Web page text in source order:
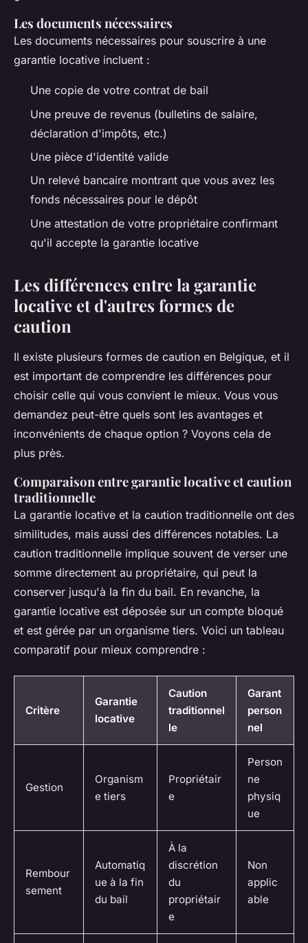
Les documents nécessaires
Les documents nécessaires pour souscrire à une
garantie locative incluent :
Une copie de votre contrat de bail
Une preuve de revenus (bulletins de salaire,
déclaration d'impôts, etc.)
Une pièce d'identité valide
Un relevé bancaire montrant que vous avez les
fonds nécessaires pour le dépôt
Une attestation de votre propriétaire confirmant
qu'il accepte la garantie locative
Les différences entre la garantie
locative et d'autres formes de
caution
Il existe plusieurs formes de caution en Belgique, et il
est important de comprendre les différences pour
choisir celle qui vous convient le mieux. Vous vous
demandez peut-être quels sont les avantages et
inconvénients de chaque option ? Voyons cela de
plus près.
Comparaison entre garantie locative et caution
traditionnelle
La garantie locative et la caution traditionnelle ont des
similitudes, mais aussi des différences notables. La
caution traditionnelle implique souvent de verser une
somme directement au propriétaire, qui peut la
conserver jusqu'à la fin du bail. En revanche, la
garantie locative est déposée sur un compte bloqué
et est gérée par un organisme tiers. Voici un tableau
comparatif pour mieux comprendre :
Critère
Garantie
locative
Caution
traditionnel
le
Garant
person
nel
Gestion
Organism
e tiers
Propriétair
e
Person
ne
physiq
ue
Rembour
sement
Automatiq
ue à la fin
du bail
À la
discrétion
du
propriétair
e
Non
applic
able